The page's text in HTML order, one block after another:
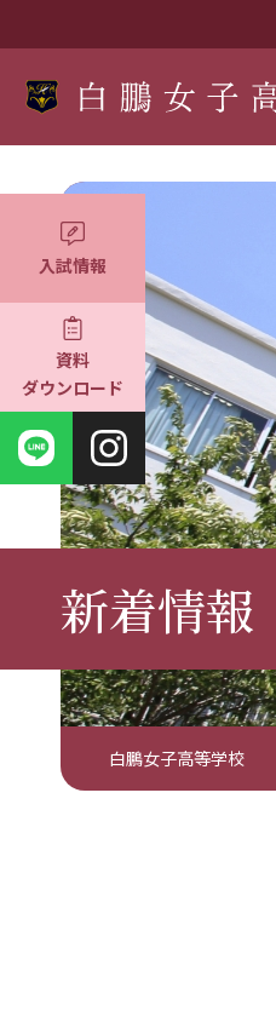
入試情報
資料
ダウンロード
新着情報
白鵬女子高等学校